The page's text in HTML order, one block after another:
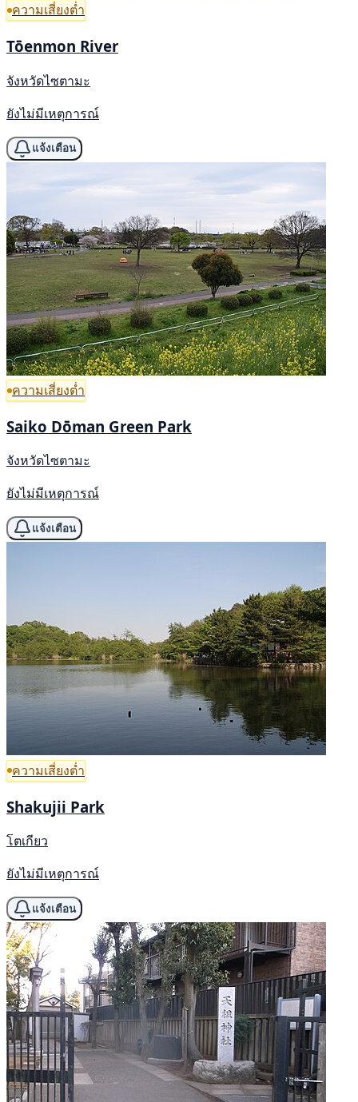
ความเสี่ยงต่ำ
Tōenmon River
จังหวัดไซตามะ
ยังไม่มีเหตุการณ์
แจ้งเตือน
ความเสี่ยงต่ำ
Saiko Dōman Green Park
จังหวัดไซตามะ
ยังไม่มีเหตุการณ์
แจ้งเตือน
ความเสี่ยงต่ำ
Shakujii Park
โตเกียว
ยังไม่มีเหตุการณ์
แจ้งเตือน